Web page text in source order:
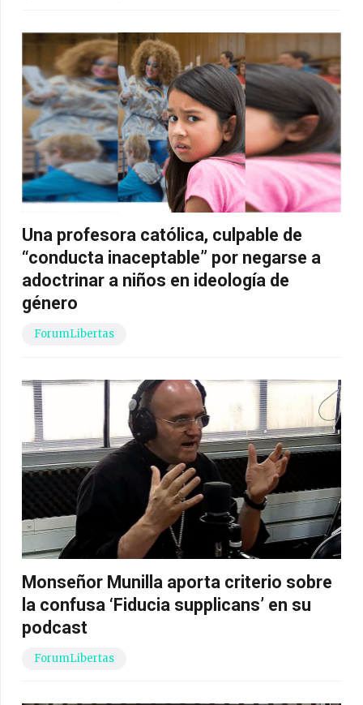
Una profesora católica, culpable de
“conducta inaceptable” por negarse a
adoctrinar a niños en ideología de
género
ForumLibertas
Monseñor Munilla aporta criterio sobre
la confusa ‘Fiducia supplicans’ en su
podcast
ForumLibertas